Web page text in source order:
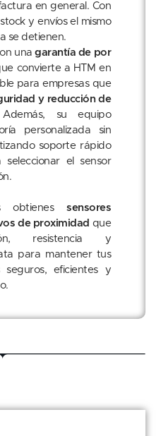
en general. Con
y envíos el mismo
se detienen.
unagarantía de por
convierte a HTM en
para empresas que
y reducción de
su equipo
personalizada sin
soporte rápido
el sensor
obtienessensores
de proximidad que
resistencia y
para mantener tus
seguros, eficientes y